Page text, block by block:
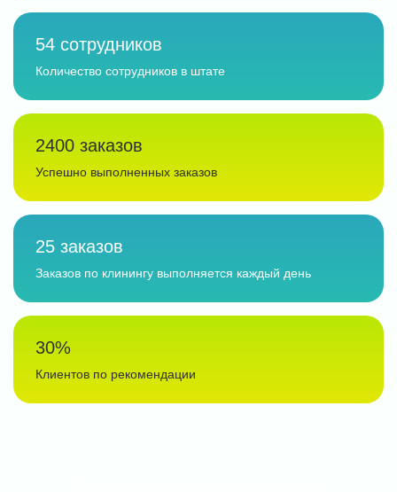
54 сотрудников
Количество сотрудников в штате
2400 заказов
Успешно выполненных заказов
25 заказов
Заказов по клинингу выполняется каждый день
30%
Клиентов по рекомендации